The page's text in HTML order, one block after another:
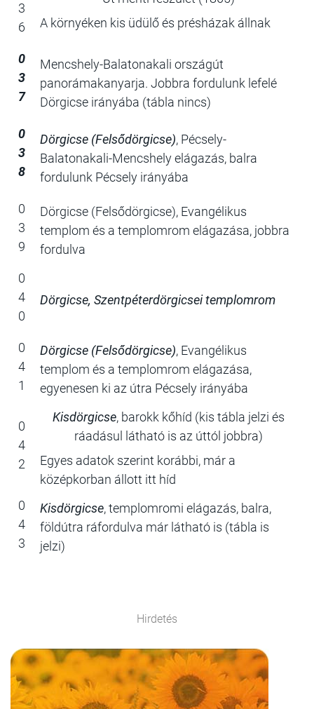
3
6
A környéken kis üdülő és présházak állnak
0
3
7
Mencshely-Balatonakali országút
panorámakanyarja. Jobbra fordulunk lefelé
Dörgicse irányába (tábla nincs)
0
3
8
Dörgicse (Felsődörgicse), Pécsely-
Balatonakali-Mencshely elágazás, balra
fordulunk Pécsely irányába
0
3
9
Dörgicse (Felsődörgicse), Evangélikus
templom és a templomrom elágazása, jobbra
fordulva
0
4
0
Dörgicse, Szentpéterdörgicsei templomrom
0
4
1
Dörgicse (Felsődörgicse), Evangélikus
templom és a templomrom elágazása,
egyenesen ki az útra Pécsely irányába
0
4
2
Kisdörgicse, barokk kőhíd (kis tábla jelzi és
ráadásul látható is az úttól jobbra)
Egyes adatok szerint korábbi, már a
középkorban állott itt híd
0
4
3
Kisdörgicse, templomromi elágazás, balra,
földútra ráfordulva már látható is (tábla is
jelzi)
Hirdetés